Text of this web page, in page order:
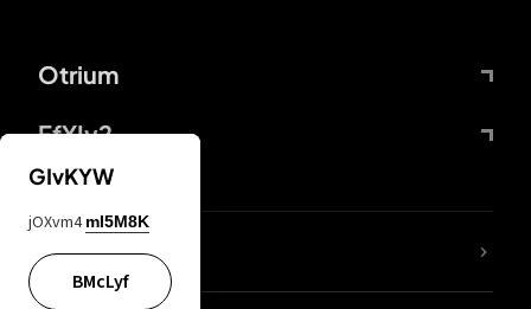
Otrium
FfYIy2
KIjvtr
GIvKYW
jOXvm4 mI5M8K
BMcLyf